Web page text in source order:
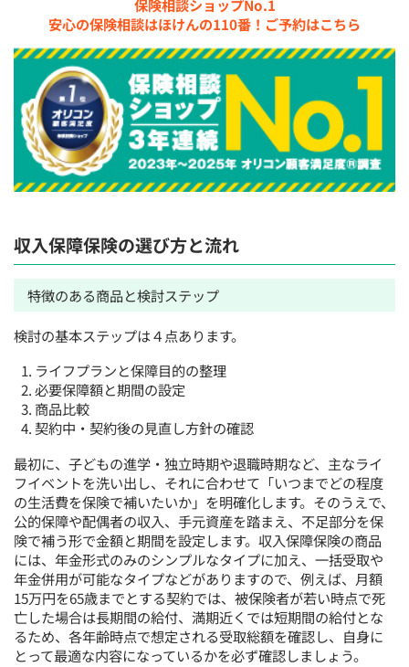
保険相談ショップNo.1
安心の保険相談はほけんの110番！ご予約はこちら
収入保障保険の選び方と流れ
特徴のある商品と検討ステップ
検討の基本ステップは４点あります。
ライフプランと保障目的の整理
必要保障額と期間の設定
商品比較
契約中・契約後の見直し方針の確認
最初に、子どもの進学・独立時期や退職時期など、主なライ
フイベントを洗い出し、それに合わせて「いつまでどの程度
の生活費を保険で補いたいか」を明確化します。そのうえで、
公的保障や配偶者の収入、手元資産を踏まえ、不足部分を保
険で補う形で金額と期間を設定します。収入保障保険の商品
には、年金形式のみのシンプルなタイプに加え、一括受取や
年金併用が可能なタイプなどがありますので、例えば、月額
15万円を65歳までとする契約では、被保険者が若い時点で死
亡した場合は長期間の給付、満期近くでは短期間の給付とな
るため、各年齢時点で想定される受取総額を確認し、自身に
とって最適な内容になっているかを必ず確認しましょう。